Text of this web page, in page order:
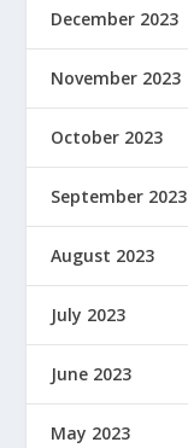
December 2023
November 2023
October 2023
September 2023
August 2023
July 2023
June 2023
May 2023